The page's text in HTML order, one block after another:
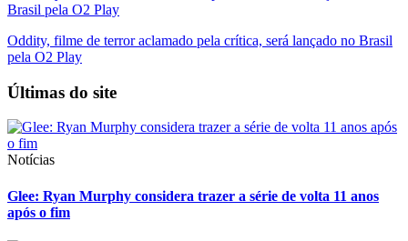
Oddity, filme de terror aclamado pela crítica, será lançado no Brasil
pela O2 Play
Últimas do site
Notícias
Glee: Ryan Murphy considera trazer a série de volta 11 anos
após o fim